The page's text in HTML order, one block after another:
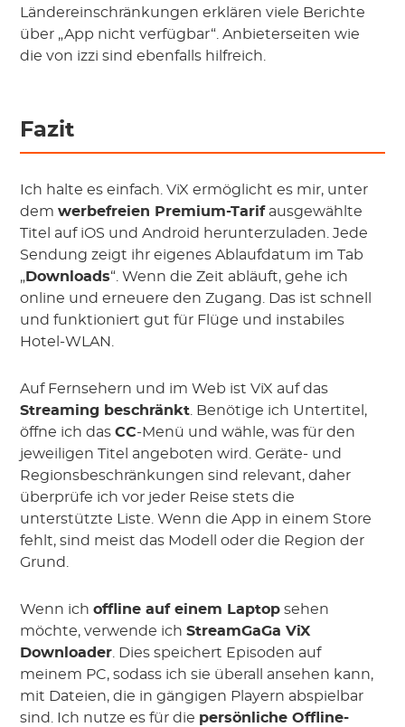
Ländereinschränkungen erklären viele Berichte
über „App nicht verfügbar“. Anbieterseiten wie
die von izzi sind ebenfalls hilfreich.
Fazit
Ich halte es einfach. ViX ermöglicht es mir, unter
demwerbefreien Premium-Tarifausgewählte
Titel auf iOS und Android herunterzuladen. Jede
Sendung zeigt ihr eigenes Ablaufdatum im Tab
„ Downloads“. Wenn die Zeit abläuft, gehe ich
online und erneuere den Zugang. Das ist schnell
und funktioniert gut für Flüge und instabiles
Hotel-WLAN.
Auf Fernsehern und im Web ist ViX auf das
Streaming beschränkt. Benötige ich Untertitel,
öffne ich dasCC-Menü und wähle, was für den
jeweiligen Titel angeboten wird. Geräte- und
Regionsbeschränkungen sind relevant, daher
überprüfe ich vor jeder Reise stets die
unterstützte Liste. Wenn die App in einem Store
fehlt, sind meist das Modell oder die Region der
Grund.
Wenn ichoffline auf einem Laptop sehen
möchte, verwende ichStreamGaGa ViX
Downloader. Dies speichert Episoden auf
meinem PC, sodass ich sie überall ansehen kann,
mit Dateien, die in gängigen Playern abspielbar
sind. Ich nutze es für die persönliche Offline-